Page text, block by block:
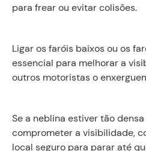
para frear ou evitar colisões.
Ligar os faróis baixos ou os
essencial para melhorar a
outros motoristas o
Se a neblina estiver tão
comprometer a visibilidade,
local seguro para parar até